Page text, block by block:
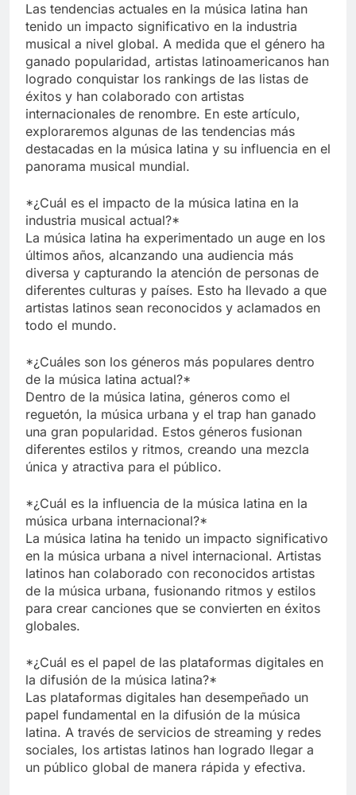
Las tendencias actuales en la música latina han
tenido un impacto significativo en la industria
musical a nivel global. A medida que el género ha
ganado popularidad, artistas latinoamericanos han
logrado conquistar los rankings de las listas de
éxitos y han colaborado con artistas
internacionales de renombre. En este artículo,
exploraremos algunas de las tendencias más
destacadas en la música latina y su influencia en el
panorama musical mundial.
*¿Cuál es el impacto de la música latina en la
industria musical actual?*
La música latina ha experimentado un auge en los
últimos años, alcanzando una audiencia más
diversa y capturando la atención de personas de
diferentes culturas y países. Esto ha llevado a que
artistas latinos sean reconocidos y aclamados en
todo el mundo.
*¿Cuáles son los géneros más populares dentro
de la música latina actual?*
Dentro de la música latina, géneros como el
reguetón, la música urbana y el trap han ganado
una gran popularidad. Estos géneros fusionan
diferentes estilos y ritmos, creando una mezcla
única y atractiva para el público.
*¿Cuál es la influencia de la música latina en la
música urbana internacional?*
La música latina ha tenido un impacto significativo
en la música urbana a nivel internacional. Artistas
latinos han colaborado con reconocidos artistas
de la música urbana, fusionando ritmos y estilos
para crear canciones que se convierten en éxitos
globales.
*¿Cuál es el papel de las plataformas digitales en
la difusión de la música latina?*
Las plataformas digitales han desempeñado un
papel fundamental en la difusión de la música
latina. A través de servicios de streaming y redes
sociales, los artistas latinos han logrado llegar a
un público global de manera rápida y efectiva.